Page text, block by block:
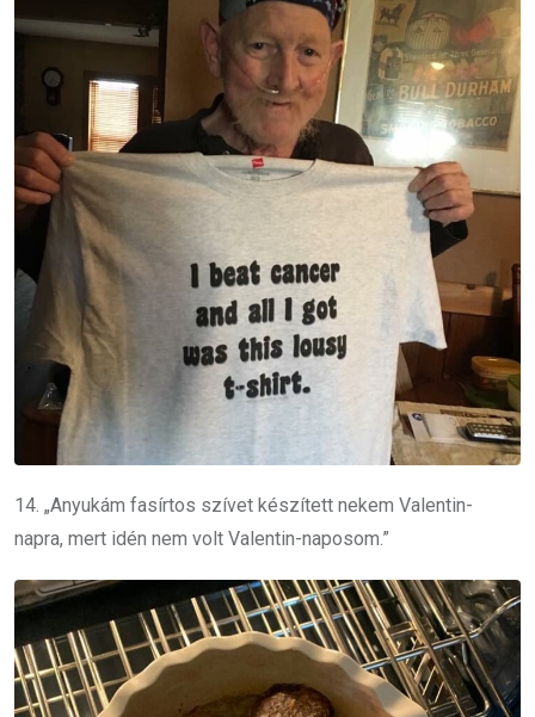
14. „Anyukám fasírtos szívet készített nekem Valentin-
napra, mert idén nem volt Valentin-naposom.”